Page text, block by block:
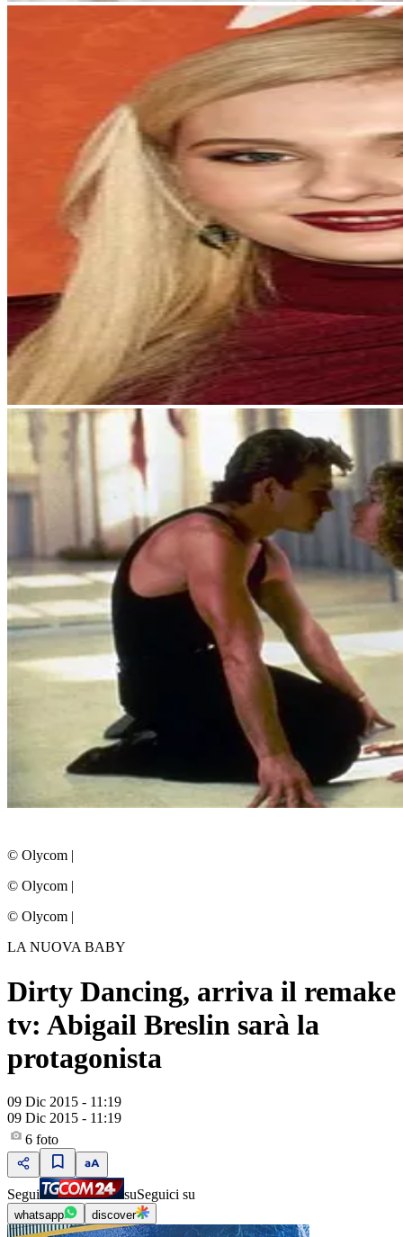
© Olycom |
© Olycom |
© Olycom |
LA NUOVA BABY
Dirty Dancing, arriva il remake
tv: Abigail Breslin sarà la
protagonista
09 Dic 2015 - 11:19
09 Dic 2015 - 11:19
6 foto
Segui suSeguici su
whatsapp discover